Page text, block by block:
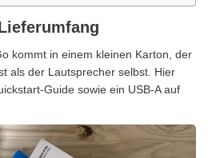
kommt in einem kleinen Karton, der
als der Lautsprecher selbst. Hier
Guide sowie ein USB-A auf